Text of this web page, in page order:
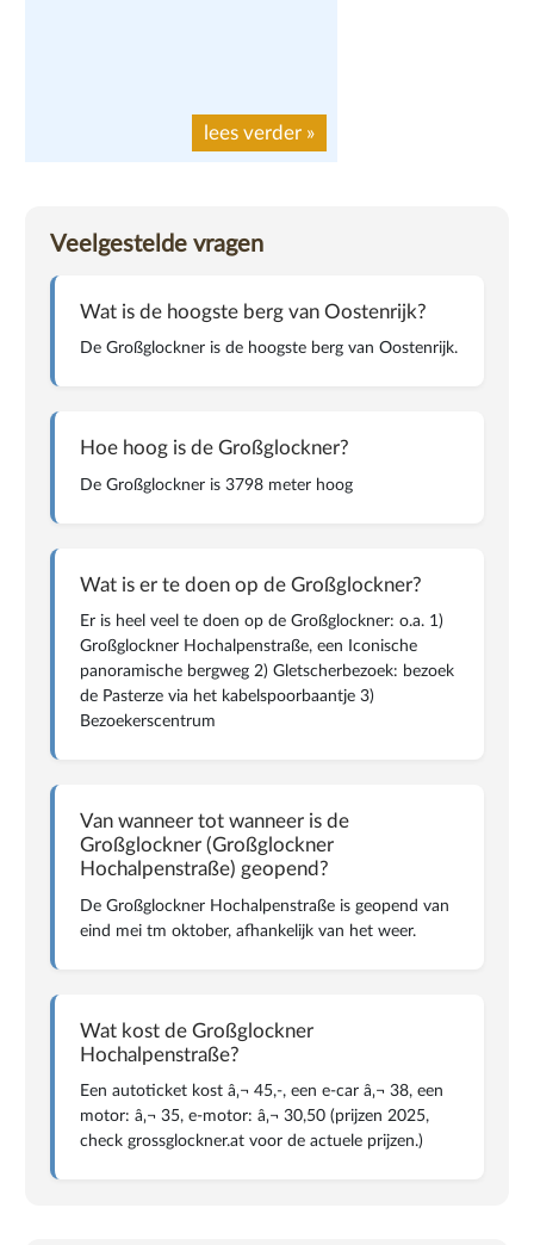
lees verder »
Veelgestelde vragen
Wat is de hoogste berg van Oostenrijk?
De Großglockner is de hoogste berg van Oostenrijk.
Hoe hoog is de Großglockner?
De Großglockner is 3798 meter hoog
Wat is er te doen op de Großglockner?
Er is heel veel te doen op de Großglockner: o.a. 1)
Großglockner Hochalpenstraße, een Iconische
panoramische bergweg 2) Gletscherbezoek: bezoek
de Pasterze via het kabelspoorbaantje 3)
Bezoekerscentrum
Van wanneer tot wanneer is de
Großglockner (Großglockner
Hochalpenstraße) geopend?
De Großglockner Hochalpenstraße is geopend van
eind mei tm oktober, afhankelijk van het weer.
Wat kost de Großglockner
Hochalpenstraße?
Een autoticket kost â‚¬ 45,-, een e-car â‚¬ 38, een
motor: â‚¬ 35, e-motor: â‚¬ 30,50 (prijzen 2025,
check grossglockner.at voor de actuele prijzen.)